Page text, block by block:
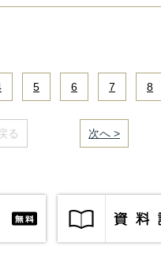
5 6 7 8
る 次へ >